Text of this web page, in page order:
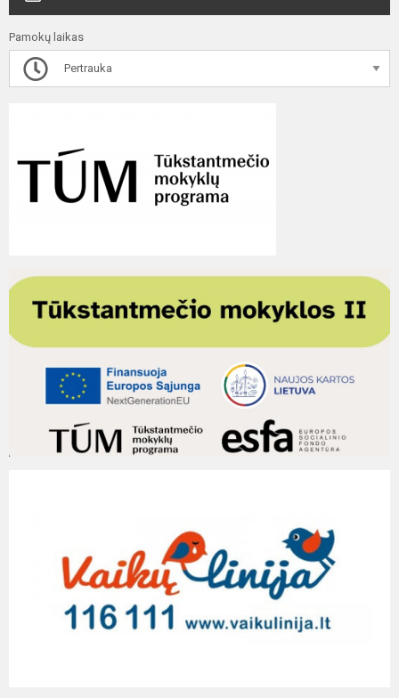
Pamokų laikas
Pertrauka